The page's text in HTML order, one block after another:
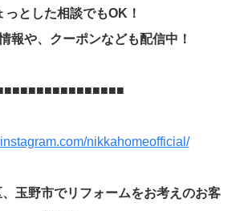
っとした相談でもOK ！
報や、クーポンなども配信中！
nikkahomeofficial/
玉野市でリフォームをお考えのお客